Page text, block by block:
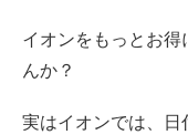
イオンをもっとお
んか？
実はイオンでは、